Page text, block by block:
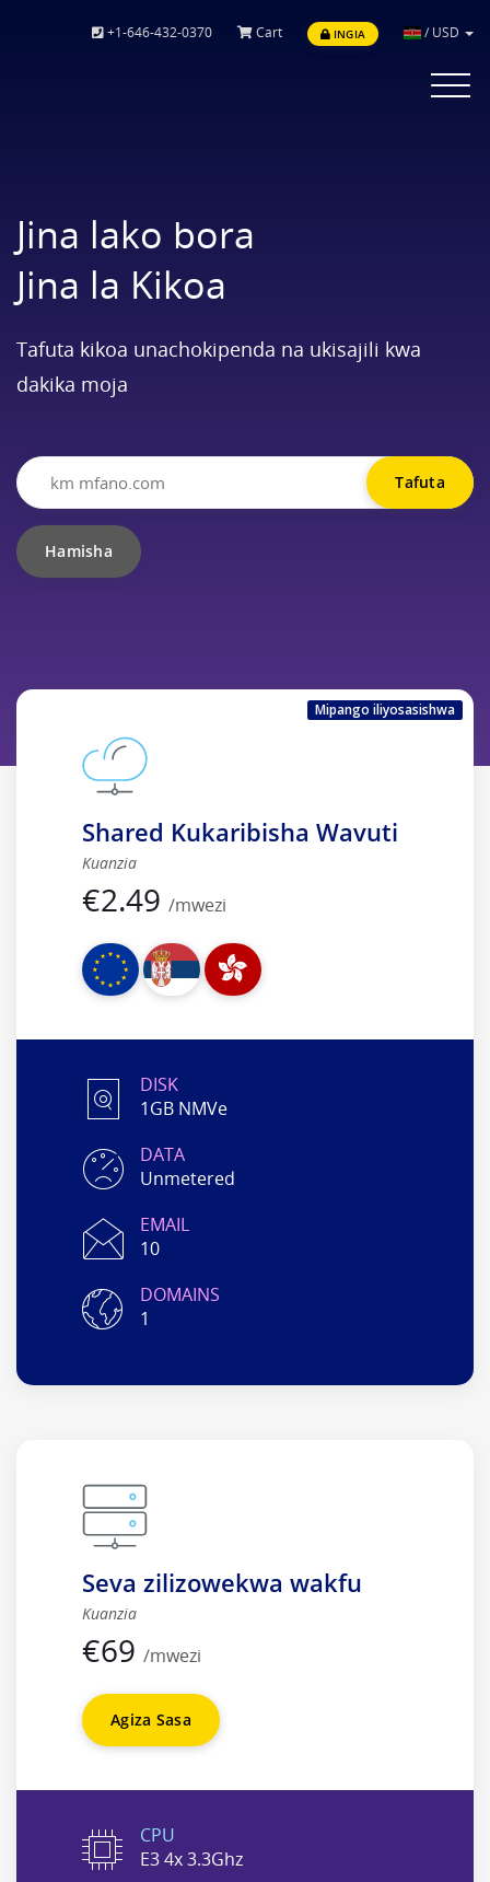
+1-646-432-0370 Cart INGIA / USD
Toggle
Jina lako bora
Jina la Kikoa
Tafuta kikoa unachokipenda na ukisajili kwa
dakika moja
Mipango iliyosasishwa
Shared Kukaribisha Wavuti
Kuanzia
€2.49 /mwezi
DISK
1GB NMVe
DATA
Unmetered
EMAIL
10
DOMAINS
1
Seva zilizowekwa wakfu
Kuanzia
€69 /mwezi
Agiza Sasa
CPU
E3 4x 3.3Ghz